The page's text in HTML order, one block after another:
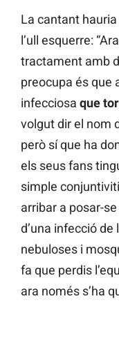
La cantant
l’ull esquerre:
tractament amb
preocupa és que
infecciosa que
volgut dir el nom
però sí que ha
els seus fans
simple
arribar a posar-se
d’una infecció de
nebuloses i
fa que perdis
ara només s’ha